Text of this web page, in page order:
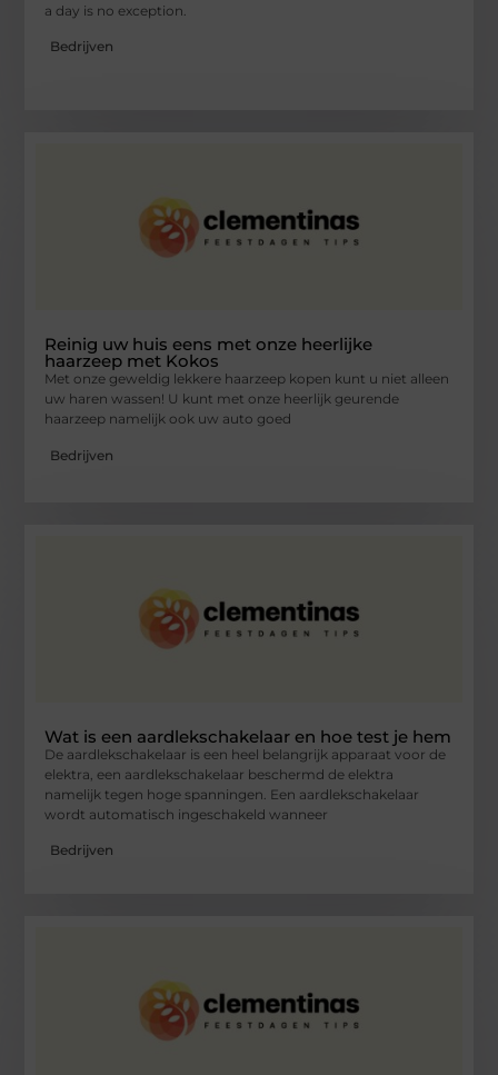
a day is no exception.
Bedrijven
Reinig uw huis eens met onze heerlijke
haarzeep met Kokos
Met onze geweldig lekkere haarzeep kopen kunt u niet alleen
uw haren wassen! U kunt met onze heerlijk geurende
haarzeep namelijk ook uw auto goed
Bedrijven
Wat is een aardlekschakelaar en hoe test je hem
De aardlekschakelaar is een heel belangrijk apparaat voor de
elektra, een aardlekschakelaar beschermd de elektra
namelijk tegen hoge spanningen. Een aardlekschakelaar
wordt automatisch ingeschakeld wanneer
Bedrijven